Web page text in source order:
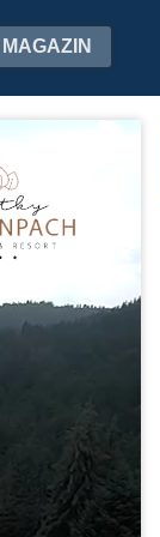
MAGAZIN